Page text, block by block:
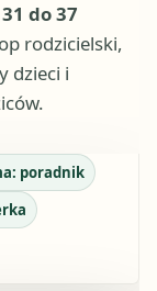
31 do 37
rodzicielski,
dzieci i
poradnik